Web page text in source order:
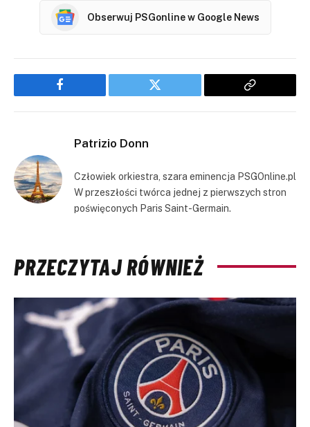
Obserwuj PSGonline w Google News
Facebook Twitter
Copy
Patrizio Donn
Człowiek orkiestra, szara eminencja PSGOnline.pl
W przeszłości twórca jednej z pierwszych stron
poświęconych Paris Saint-Germain.
PRZECZYTAJ RÓWNIEŻ